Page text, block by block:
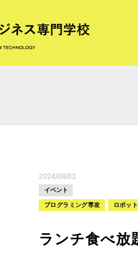
2024/08/03
イベント
プログラミング専攻 ロボッ
ランチ食べ放